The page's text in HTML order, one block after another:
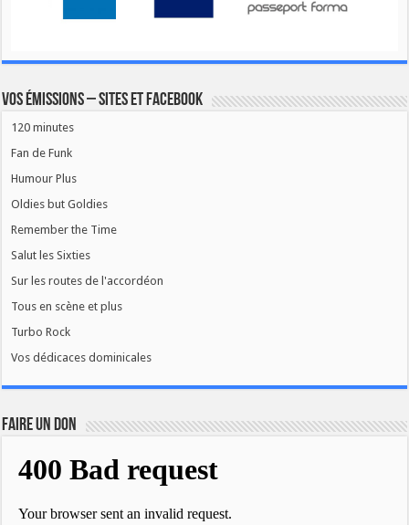
Vos émissions – Sites et Facebook
120 minutes
Fan de Funk
Humour Plus
Oldies but Goldies
Remember the Time
Salut les Sixties
Sur les routes de l'accordéon
Tous en scène et plus
Turbo Rock
Vos dédicaces dominicales
FAIRE UN DON